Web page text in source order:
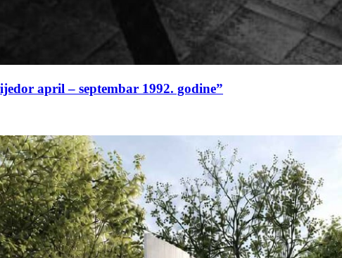
april – septembar 1992. godine”